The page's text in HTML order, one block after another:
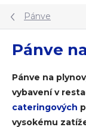
Pánve
Pánve
Pánve na
vybavení v
cateringových
vysokému